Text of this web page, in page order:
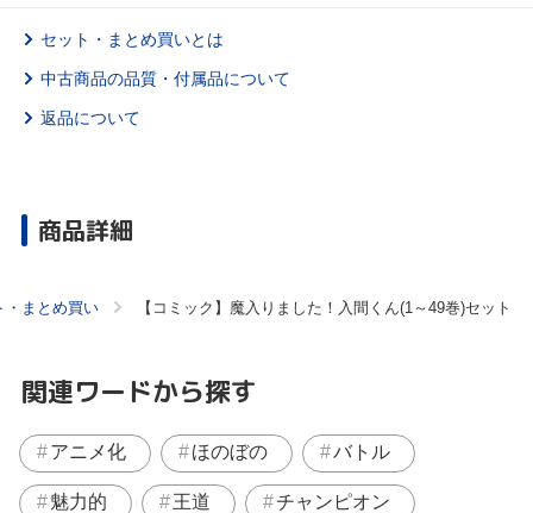
セット・まとめ買いとは
中古商品の品質・付属品について
返品について
商品詳細
・まとめ買い 【コミック】魔入りました！入間くん(1～49巻)セット
関連ワードから探す
アニメ化 ほのぼの バトル
魅力的 王道 チャンピオン